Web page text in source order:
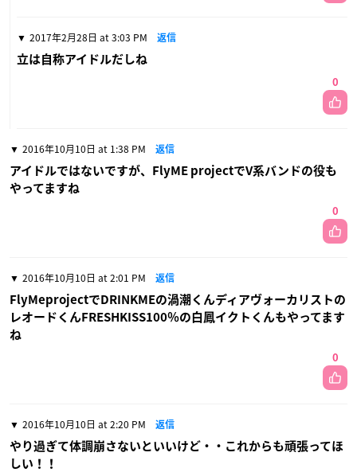
2017年2月28日 at 3:03 PM 返信
立は自称アイドルだしね
0
2016年10月10日 at 1:38 PM 返信
アイドルではないですが、FlyME projectでV系バンドの役も
やってますね
0
2016年10月10日 at 2:01 PM 返信
FlyMeprojectでDRINKMEの渦潮くんディアヴォーカリストの
レオードくんFRESHKISS100％の白鳳イクトくんもやってます
ね
0
2016年10月10日 at 2:20 PM 返信
やり過ぎて体調崩さないといいけど・・これからも頑張ってほ
しい！！